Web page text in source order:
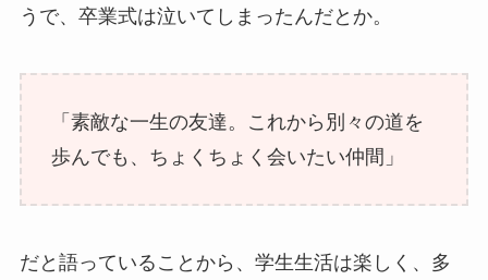
うで、卒業式は泣いてしまったんだとか。
「素敵な一生の友達。これから別々の道を
歩んでも、ちょくちょく会いたい仲間」
だと語っていることから、学生生活は楽しく、多